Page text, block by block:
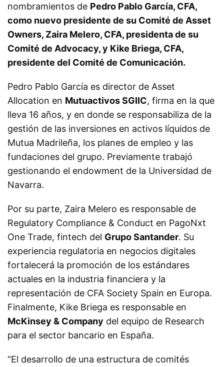
nombramientos de Pedro Pablo García, CFA,
como nuevo presidente de su Comité de Asset
Owners, Zaira Melero, CFA, presidenta de su
Comité de Advocacy, y Kike Briega, CFA,
presidente del Comité de Comunicación.
Pedro Pablo García es director de Asset
Allocation en Mutuactivos SGIIC, firma en la que
lleva 16 años, y en donde se responsabiliza de la
gestión de las inversiones en activos líquidos de
Mutua Madrileña, los planes de empleo y las
fundaciones del grupo. Previamente trabajó
gestionando el endowment de la Universidad de
Navarra.
Por su parte, Zaira Melero es responsable de
Regulatory Compliance & Conduct en PagoNxt
One Trade, fintech del Grupo Santander. Su
experiencia regulatoria en negocios digitales
fortalecerá la promoción de los estándares
actuales en la industria financiera y la
representación de CFA Society Spain en Europa.
Finalmente, Kike Briega es responsable en
McKinsey & Company del equipo de Research
para el sector bancario en España.
“El desarrollo de una estructura de comités